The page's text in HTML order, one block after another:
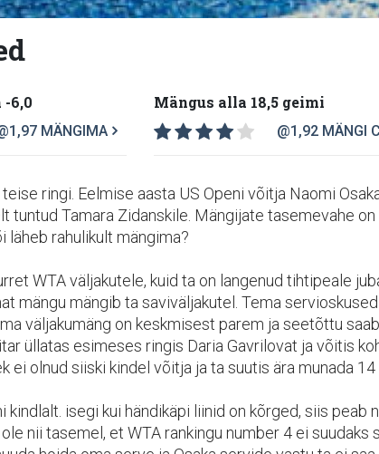
6,0
MÄNGIMA
Mängus alla 18,5 geimi
@1,92 MÄNGI
ringi. Eelmise aasta US Openi võitja Naomi
tuntud Tamara Zidanskile. Mängijate tasemevahe
läheb rahulikult mängima?
WTA väljakutele, kuid ta on langenud tihtipeale
mängu mängib ta saviväljakutel. Tema
väljakumäng on keskmisest parem ja seetõttu
üllatas esimeses ringis Daria Gavrilovat ja võitis
ei olnud siiski kindel võitja ja ta suutis ära munada 14
kindlalt. isegi kui händikäpi liinid on kõrged, siis peab
nii tasemel, et WTA rankingu number 4 ei suudaks